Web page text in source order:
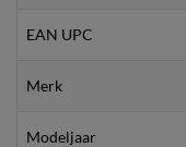
EAN UPC
Merk
Modeljaar